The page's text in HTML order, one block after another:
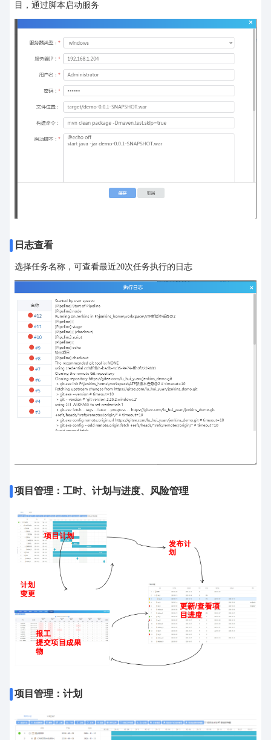
目，通过脚本启动服务
日志查看
选择任务名称，可查看最近20次任务执行的日志
项目管理：工时、计划与进度、风险管理
项目管理：计划